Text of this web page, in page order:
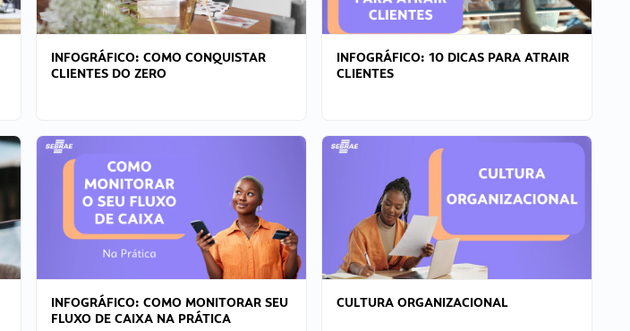
INFOGRÁFICO: COMO CONQUISTAR
CLIENTES DO ZERO
INFOGRÁFICO: 10 DICAS PARA ATRAIR
CLIENTES
INFOGRÁFICO: COMO MONITORAR SEU
FLUXO DE CAIXA NA PRÁTICA
CULTURA ORGANIZACIONAL